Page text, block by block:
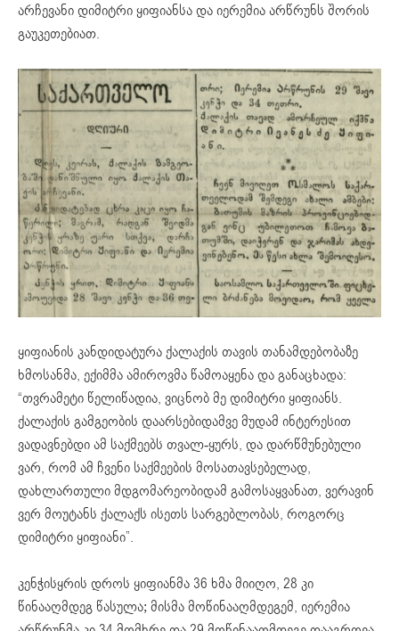
არჩევანი დიმიტრი ყიფიანსა და იერემია არწრუნს შორის
გაუკეთებიათ.
ყიფიანის კანდიდატურა ქალაქის თავის თანამდებობაზე
ხმოსანმა, ექიმმა ამიროვმა წამოაყენა და განაცხადა:
“თვრამეტი წელიწადია, ვიცნობ მე დიმიტრი ყიფიანს.
ქალაქის გამგეობის დაარსებიდამვე მუდამ ინტერესით
ვადავნებდი ამ საქმეებს თვალ-ყურს, და დარწმუნებული
ვარ, რომ ამ ჩვენი საქმეების მოსათავსებელად,
დახლართული მდგომარეობიდამ გამოსაყვანათ, ვერავინ
ვერ მოუტანს ქალაქს ისეთს სარგებლობას, როგორც
დიმიტრი ყიფიანი”.
კენჭისყრის დროს ყიფიანმა 36 ხმა მიიღო, 28 კი
წინააღმდეგ წასულა; მისმა მოწინააღმდეგემ, იერემია